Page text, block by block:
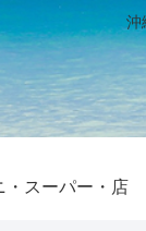
沖
・スーパー・店